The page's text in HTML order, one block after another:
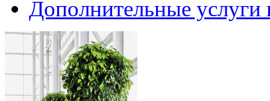
Дополнительные услуги